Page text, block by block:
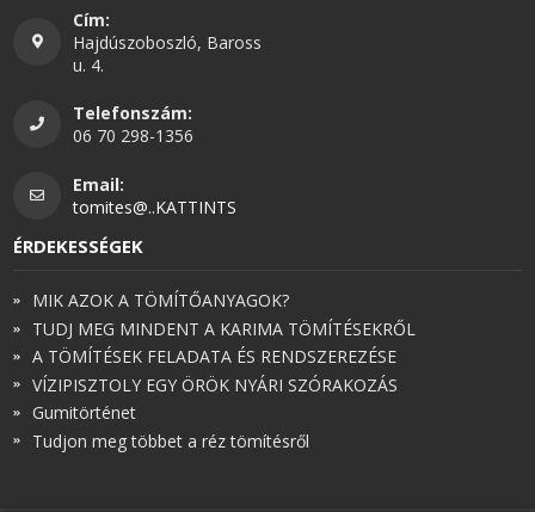
Cím:
Hajdúszoboszló, Baross
u. 4.
Telefonszám:
06 70 298-1356
Email:
tomites@..KATTINTS
ÉRDEKESSÉGEK
MIK AZOK A TÖMÍTŐANYAGOK?
TUDJ MEG MINDENT A KARIMA TÖMÍTÉSEKRŐL
A TÖMÍTÉSEK FELADATA ÉS RENDSZEREZÉSE
VÍZIPISZTOLY EGY ÖRÖK NYÁRI SZÓRAKOZÁS
Gumitörténet
Tudjon meg többet a réz tömítésről